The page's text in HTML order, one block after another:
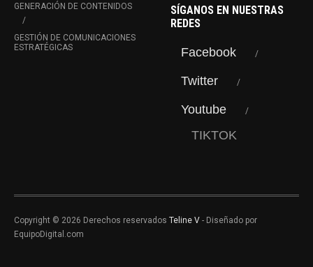
GENERACIÓN DE CONTENIDOS
GESTIÓN DE COMUNICACIONES
ESTRATÉGICAS
SÍGANOS EN NUESTRAS
REDES
Facebook
Twitter
Youtube
TIKTOK
Copyright © 2026 Derechos reservados Teline V - Diseñado por
EquipoDigital.com